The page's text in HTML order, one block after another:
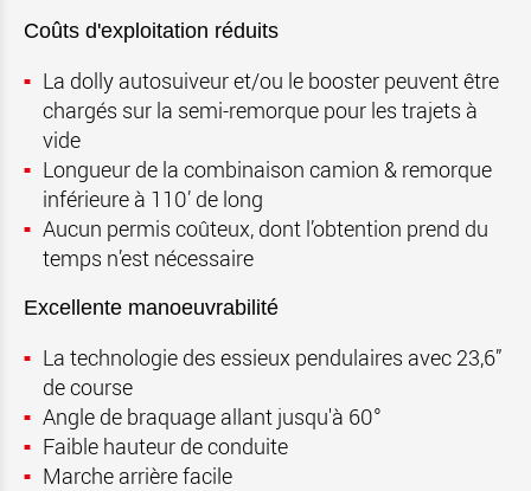
Coûts d'exploitation réduits
La dolly autosuiveur et/ou le booster peuvent être
chargés sur la semi-remorque pour les trajets à
vide
Longueur de la combinaison camion & remorque
inférieure à 110’ de long
Aucun permis coûteux, dont l’obtention prend du
temps n’est nécessaire
Excellente manoeuvrabilité
La technologie des essieux pendulaires avec 23,6”
de course
Angle de braquage allant jusqu'à 60°
Faible hauteur de conduite
Marche arrière facile